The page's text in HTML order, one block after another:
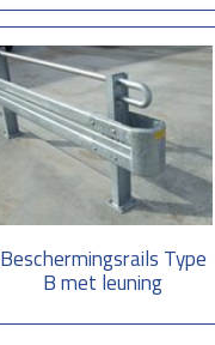
Beschermingsrails Type
B met leuning